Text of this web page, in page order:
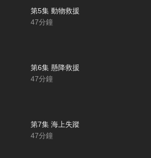
第5集 動物救援
47分鐘
第6集 懸降救援
47分鐘
第7集 海上失蹤
47分鐘